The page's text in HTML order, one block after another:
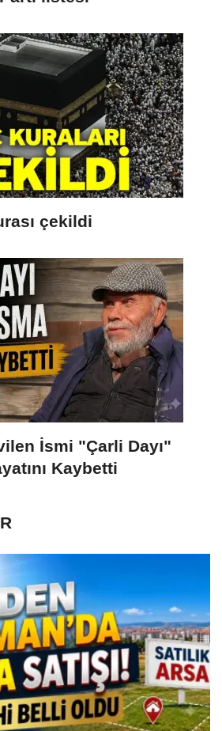
çekildi
İsmi "Çarli Dayı"
Kaybetti